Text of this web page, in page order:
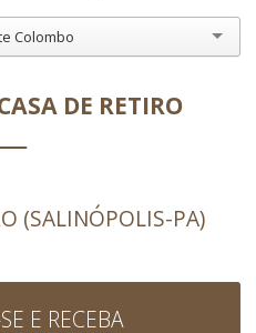
Colombo
DE RETIRO
(SALINÓPOLIS-PA)
E RECEBA